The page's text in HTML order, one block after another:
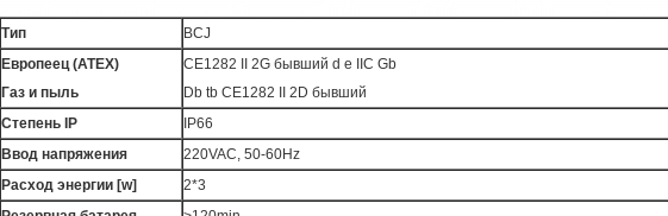
Тип
BCJ
Европеец (ATEX)
Газ и пыль
CE1282 II 2G бывший d e IIC Gb
Db tb CE1282 II 2D бывший
Степень IP
IP66
Ввод напряжения
220VAC, 50-60Hz
Расход энергии [w]
2*3